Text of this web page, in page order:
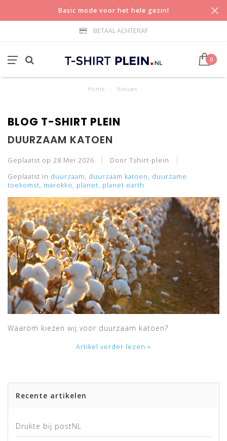
Basic mode voor het hele gezin!
BETAAL ACHTERAF
0
Home Nieuws
BLOG T-SHIRT PLEIN
DUURZAAM KATOEN
Geplaatst op 28 Mei 2026
Door Tshirt-plein
Geplaatst in duurzaam, duurzaam katoen, duurzame
toekomst, marokko, planet, planet earth
Waarom kiezen wij voor duurzaam katoen?
Artikel verder lezen »
Recente artikelen
Drukte bij postNL